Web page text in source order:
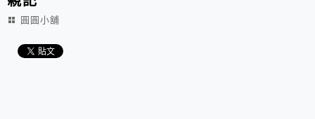
圓圓小舖